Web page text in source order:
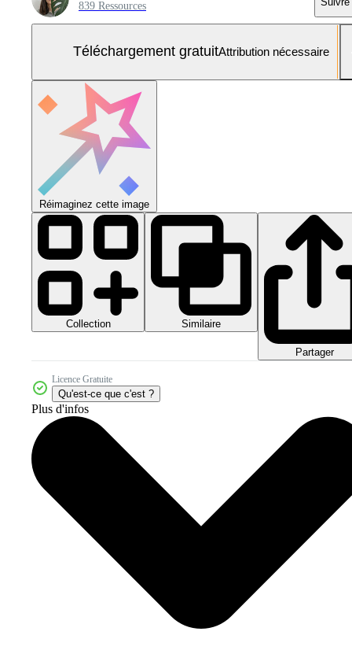
839 Ressources
Téléchargement gratuitAttribution nécessaire
Réimaginez cette image
Collection Similaire
Partager
Licence Gratuite
Qu'est-ce que c'est ?
Plus d'infos